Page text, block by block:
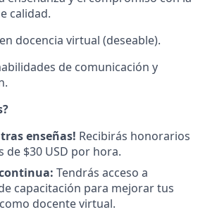
calidad.
docencia virtual (deseable).
de comunicación y
enseñas! Recibirás honorarios
de $30 USD por hora.
Tendrás acceso a
capacitación para mejorar tus
docente virtual.